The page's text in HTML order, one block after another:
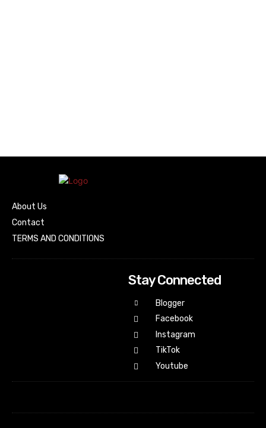
About Us
Contact
TERMS AND CONDITIONS
Stay Connected
Blogger
Facebook
Instagram
TikTok
Youtube